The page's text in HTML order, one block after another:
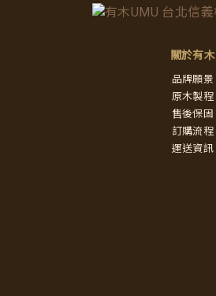
關於有木
品牌願景
原木製程
售後保固
訂購流程
運送資訊